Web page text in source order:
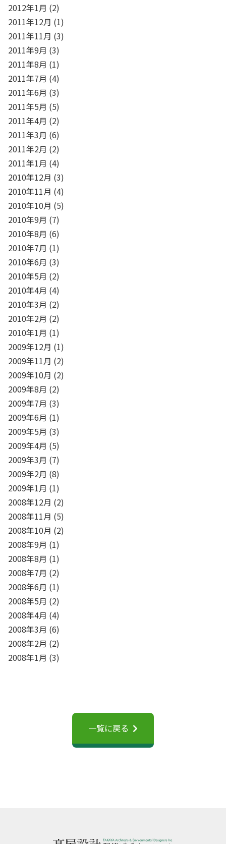
2012年1月 (2)
2011年12月 (1)
2011年11月 (3)
2011年9月 (3)
2011年8月 (1)
2011年7月 (4)
2011年6月 (3)
2011年5月 (5)
2011年4月 (2)
2011年3月 (6)
2011年2月 (2)
2011年1月 (4)
2010年12月 (3)
2010年11月 (4)
2010年10月 (5)
2010年9月 (7)
2010年8月 (6)
2010年7月 (1)
2010年6月 (3)
2010年5月 (2)
2010年4月 (4)
2010年3月 (2)
2010年2月 (2)
2010年1月 (1)
2009年12月 (1)
2009年11月 (2)
2009年10月 (2)
2009年8月 (2)
2009年7月 (3)
2009年6月 (1)
2009年5月 (3)
2009年4月 (5)
2009年3月 (7)
2009年2月 (8)
2009年1月 (1)
2008年12月 (2)
2008年11月 (5)
2008年10月 (2)
2008年9月 (1)
2008年8月 (1)
2008年7月 (2)
2008年6月 (1)
2008年5月 (2)
2008年4月 (4)
2008年3月 (6)
2008年2月 (2)
2008年1月 (3)
一覧に戻る